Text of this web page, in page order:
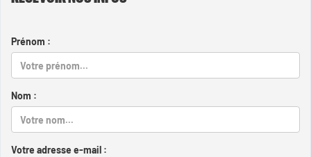
Prénom :
Nom :
Votre adresse e-mail :